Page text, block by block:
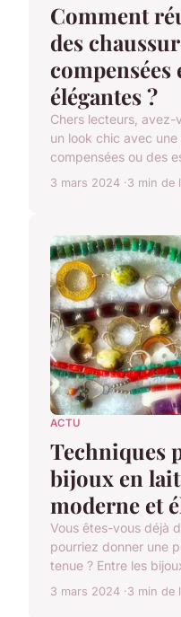
Comment
des
compensées
élégantes ?
Chers lecteurs,
un look chic avec
compensées ou des
3 mars 2024 3 min de
ACTU
Techniques
bijoux en
moderne et
Vous êtes-vous déjà
pourriez donner une
tenue ? Entre les
3 mars 2024 3 min de